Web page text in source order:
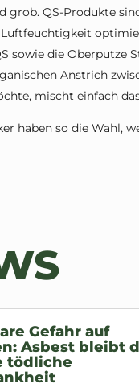
grob. QS-Produkte
sowie die Oberputze
Anstrich
mischt einfach
haben so die Wahl,
Gefahr auf
Asbest bleibt
tödliche